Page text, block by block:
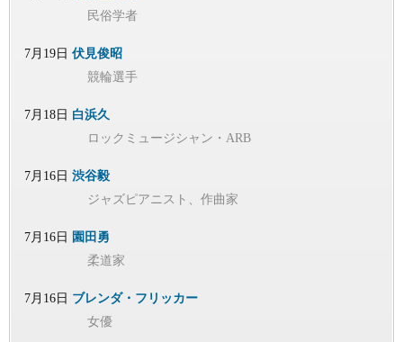
民俗学者
7月19日 伏見俊昭
競輪選手
7月18日 白浜久
ロックミュージシャン・ARB
7月16日 渋谷毅
ジャズピアニスト、作曲家
7月16日 園田勇
柔道家
7月16日 ブレンダ・フリッカー
女優